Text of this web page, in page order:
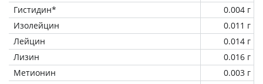
Гистидин*
0.004 г
Изолейцин
0.011 г
Лейцин
0.014 г
Лизин
0.016 г
Метионин
0.003 г